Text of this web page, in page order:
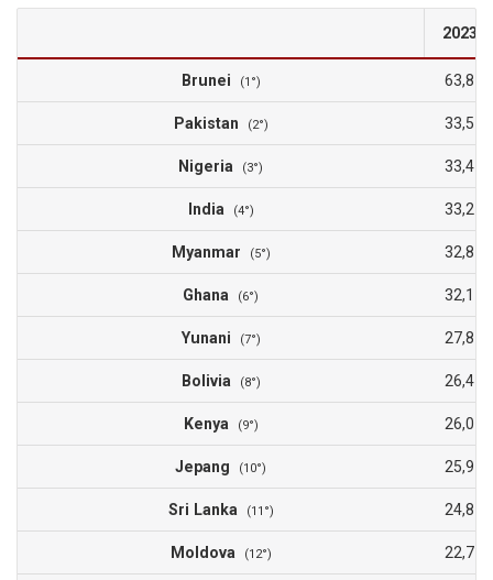
2023
Brunei (1°) 63,8
Pakistan (2°) 33,5
Nigeria (3°) 33,4
India (4°) 33,2
Myanmar (5°) 32,8
Ghana (6°) 32,1
Yunani (7°) 27,8
Bolivia (8°) 26,4
Kenya (9°) 26,0
Jepang (10°) 25,9
Sri Lanka (11°) 24,8
Moldova (12°) 22,7